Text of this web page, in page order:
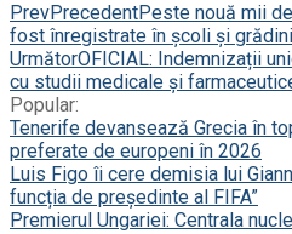
PrevPrecedentPeste nouă mii
fost înregistrate în școli și
UrmătorOFICIAL: Indemnizații
cu studii medicale și
Popular:
Tenerife devansează Grecia în
preferate de europeni în 2026
Luis Figo îi cere demisia lui
funcția de președinte al FIFA”
Premierul Ungariei: Centrala